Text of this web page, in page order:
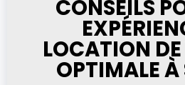
CONSEILS
LOCATION
OPTIMALE À